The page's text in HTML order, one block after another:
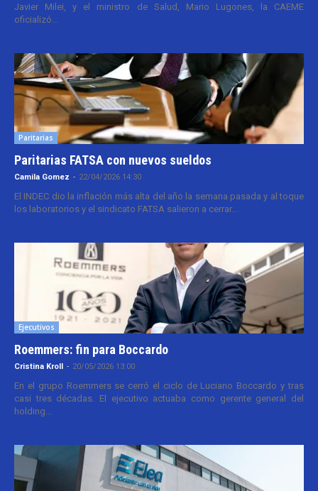
Javier Milei, y el ministro de Salud, Mario Lugones, la CAEME
oficializó...
Paritarias
Paritarias FATSA con nuevos sueldos
Camila Gomez - 22/04/2026 14:30
El INDEC dio la inflación más alta del año la semana pasada y al toque
los laboratorios y el sindicato FATSA salieron a cerrar...
Ejecutivos
Roemmers: fin para Boccardo
Cristina Kroll - 20/05/2026 13:00
En el grupo Roemmers se cerró el ciclo de Luciano Boccardo y tras
casi tres décadas. El ejecutivo actuaba como gerente general del
holding...